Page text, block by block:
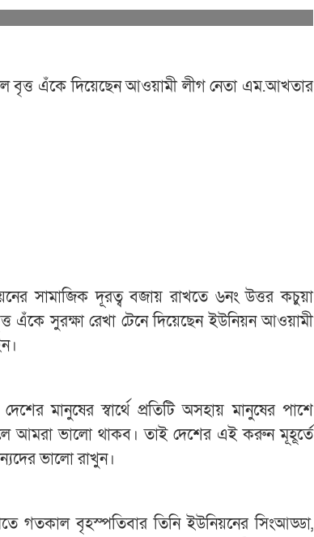
বৃত্ত এঁকে দিয়েছেন আওয়ামী লীগ নেতা এম.আখতার
সামাজিক দূরত্ব বজায় রাখতে ৬নং উত্তর কচুয়া
এঁকে সুরক্ষা রেখা টেনে দিয়েছেন ইউনিয়ন আওয়ামী
মানুষের স্বার্থে প্রতিটি অসহায় মানুষের পাশে
আমরা ভালো থাকব। তাই দেশের এই করুন মূহূর্তে
ভালো রাখুন।
গতকাল বৃহস্পতিবার তিনি ইউনিয়নের সিংআড্ডা,